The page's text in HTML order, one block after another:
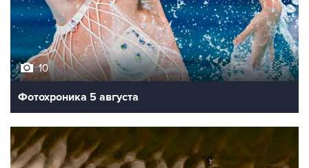
10
Фотохроника 5 августа